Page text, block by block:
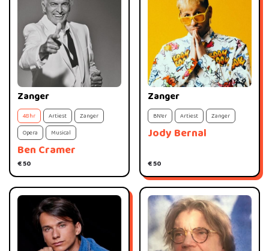
Ben Cramer
Zanger
€ 50
48hr Artiest
Zanger
Opera
Musical Jody Bernal
Zanger
€ 50
BN'er Artiest Zanger